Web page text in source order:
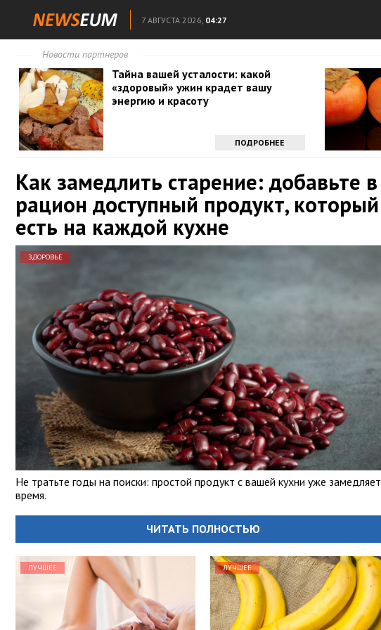
7 АВГУСТА 2026, 04:27
Новости партнеров
Тайна вашей усталости: какой
«здоровый» ужин крадет вашу
энергию и красоту
ПОДРОБНЕЕ
Как замедлить старение: добавьте в
рацион доступный продукт, который
есть на каждой кухне
ЗДОРОВЬЕ
Не тратьте годы на поиски: простой продукт с вашей кухни уже замедляет
время.
ЧИТАТЬ ПОЛНОСТЬЮ
ЛУЧШЕЕ ЛУЧШЕЕ